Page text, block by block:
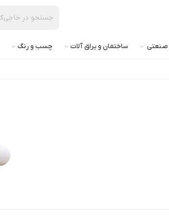
صنعتی ساختمان و یراق آلات چسب و رنگ